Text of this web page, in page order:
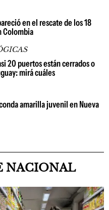
en el rescate de los 18
Colombia
20 puertos están cerrados o
mirá cuáles
amarilla juvenil en Nueva
NACIONAL